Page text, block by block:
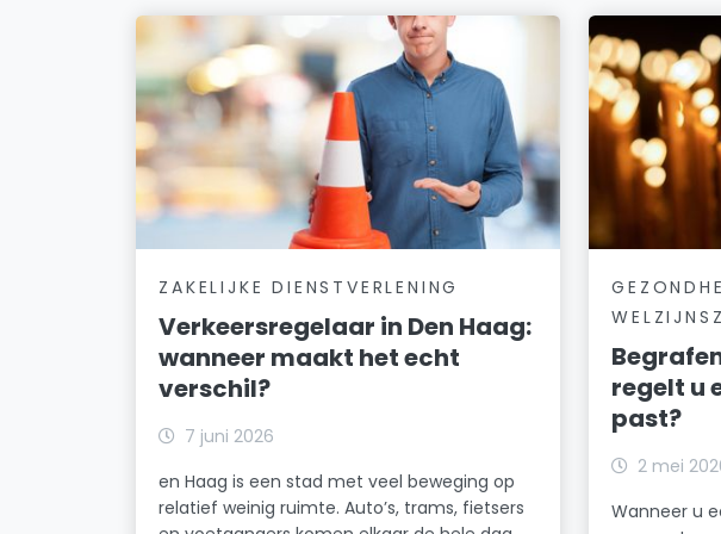
ZAKELIJKE DIENSTVERLENING
Verkeersregelaar in Den Haag:
wanneer maakt het echt
verschil?
7 juni 2026
en Haag is een stad met veel beweging op
relatief weinig ruimte. Auto’s, trams, fietsers
regelt u
past?
2 mei
Wanneer u